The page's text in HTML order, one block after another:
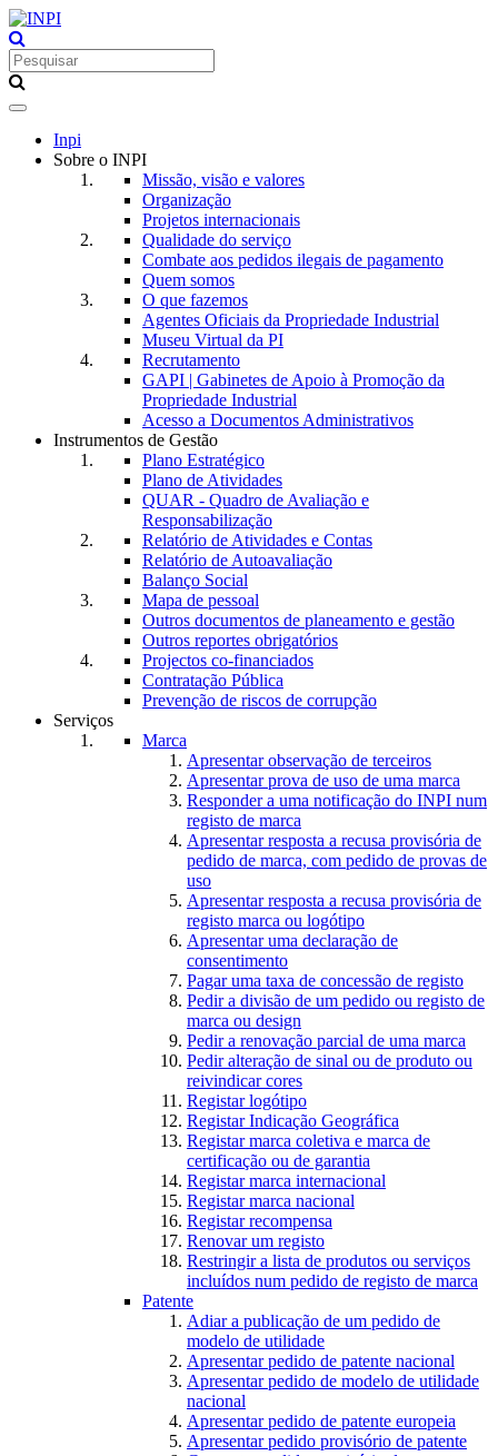
Toggle
navigation
Inpi
Sobre o INPI
Missão, visão e valores
Organização
Projetos internacionais
Qualidade do serviço
Combate aos pedidos ilegais de pagamento
Quem somos
O que fazemos
Agentes Oficiais da Propriedade Industrial
Museu Virtual da PI
Recrutamento
GAPI | Gabinetes de Apoio à Promoção da
Propriedade Industrial
Acesso a Documentos Administrativos
Instrumentos de Gestão
Plano Estratégico
Plano de Atividades
QUAR - Quadro de Avaliação e
Responsabilização
Relatório de Atividades e Contas
Relatório de Autoavaliação
Balanço Social
Mapa de pessoal
Outros documentos de planeamento e gestão
Outros reportes obrigatórios
Projectos co-financiados
Contratação Pública
Prevenção de riscos de corrupção
Serviços
Marca
Apresentar observação de terceiros
Apresentar prova de uso de uma marca
Responder a uma notificação do INPI num
registo de marca
Apresentar resposta a recusa provisória de
pedido de marca, com pedido de provas de
uso
Apresentar resposta a recusa provisória de
registo marca ou logótipo
Apresentar uma declaração de
consentimento
Pagar uma taxa de concessão de registo
Pedir a divisão de um pedido ou registo de
marca ou design
Pedir a renovação parcial de uma marca
Pedir alteração de sinal ou de produto ou
reivindicar cores
Registar logótipo
Registar Indicação Geográfica
Registar marca coletiva e marca de
certificação ou de garantia
Registar marca internacional
Registar marca nacional
Registar recompensa
Renovar um registo
Restringir a lista de produtos ou serviços
incluídos num pedido de registo de marca
Patente
Adiar a publicação de um pedido de
modelo de utilidade
Apresentar pedido de patente nacional
Apresentar pedido de modelo de utilidade
nacional
Apresentar pedido de patente europeia
Apresentar pedido provisório de patente